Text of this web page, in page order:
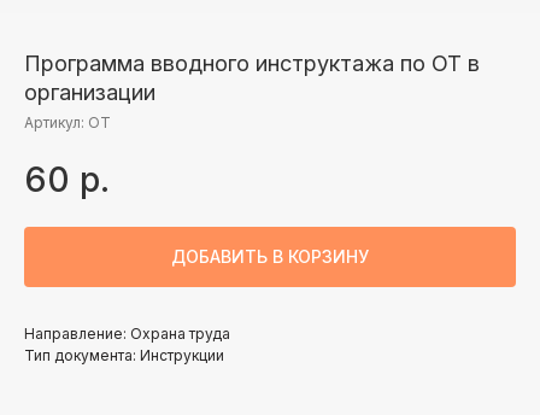
Программа вводного инструктажа по ОТ в
организации
Артикул: ОТ
60 р.
ДОБАВИТЬ В КОРЗИНУ
Направление: Охрана труда
Тип документа: Инструкции